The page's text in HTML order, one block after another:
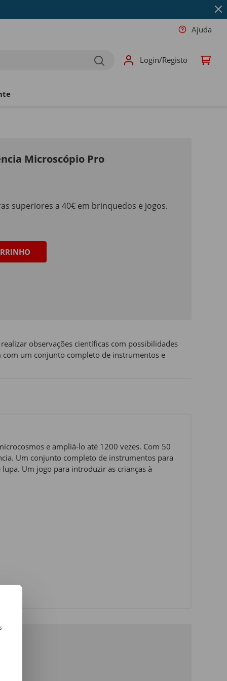
Ajuda
Login/Registo
Microscópio Pro
superiores a 40€ em brinquedos e jogos.
observações científicas com possibilidades
com um conjunto completo de instrumentos e
e ampliá-lo até 1200 vezes. Com 50
Um conjunto completo de instrumentos para
Um jogo para introduzir as crianças à